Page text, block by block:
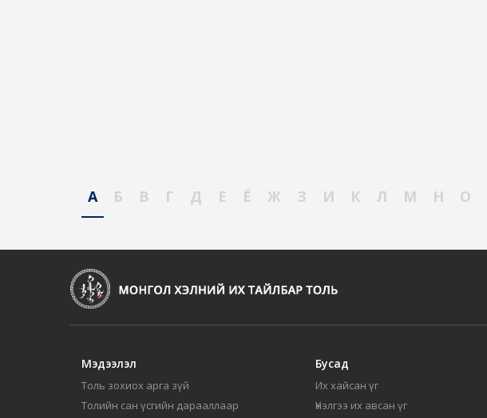
А Б В Г Д Е Ё Ж З И К Л М Н О
Мэдээлэл
Толь зохиох арга зүй
Толийн сан үсгийн дарааллаар
Бусад
Их хайсан үг
Үнэлгээ их авсан үг